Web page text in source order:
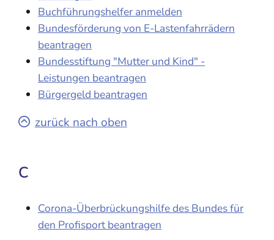
Buchführungshelfer anmelden
Bundesförderung von E-Lastenfahrrädern
beantragen
Bundesstiftung "Mutter und Kind" -
Leistungen beantragen
Bürgergeld beantragen
zurück nach oben
C
Corona-Überbrückungshilfe des Bundes für
den Profisport beantragen